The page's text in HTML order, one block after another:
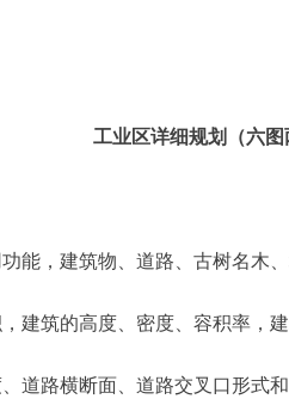
工业区详细规划（六
，建筑物、道路、古树名木、
筑的高度、密度、容积率，建
路横断面、道路交叉口形式和